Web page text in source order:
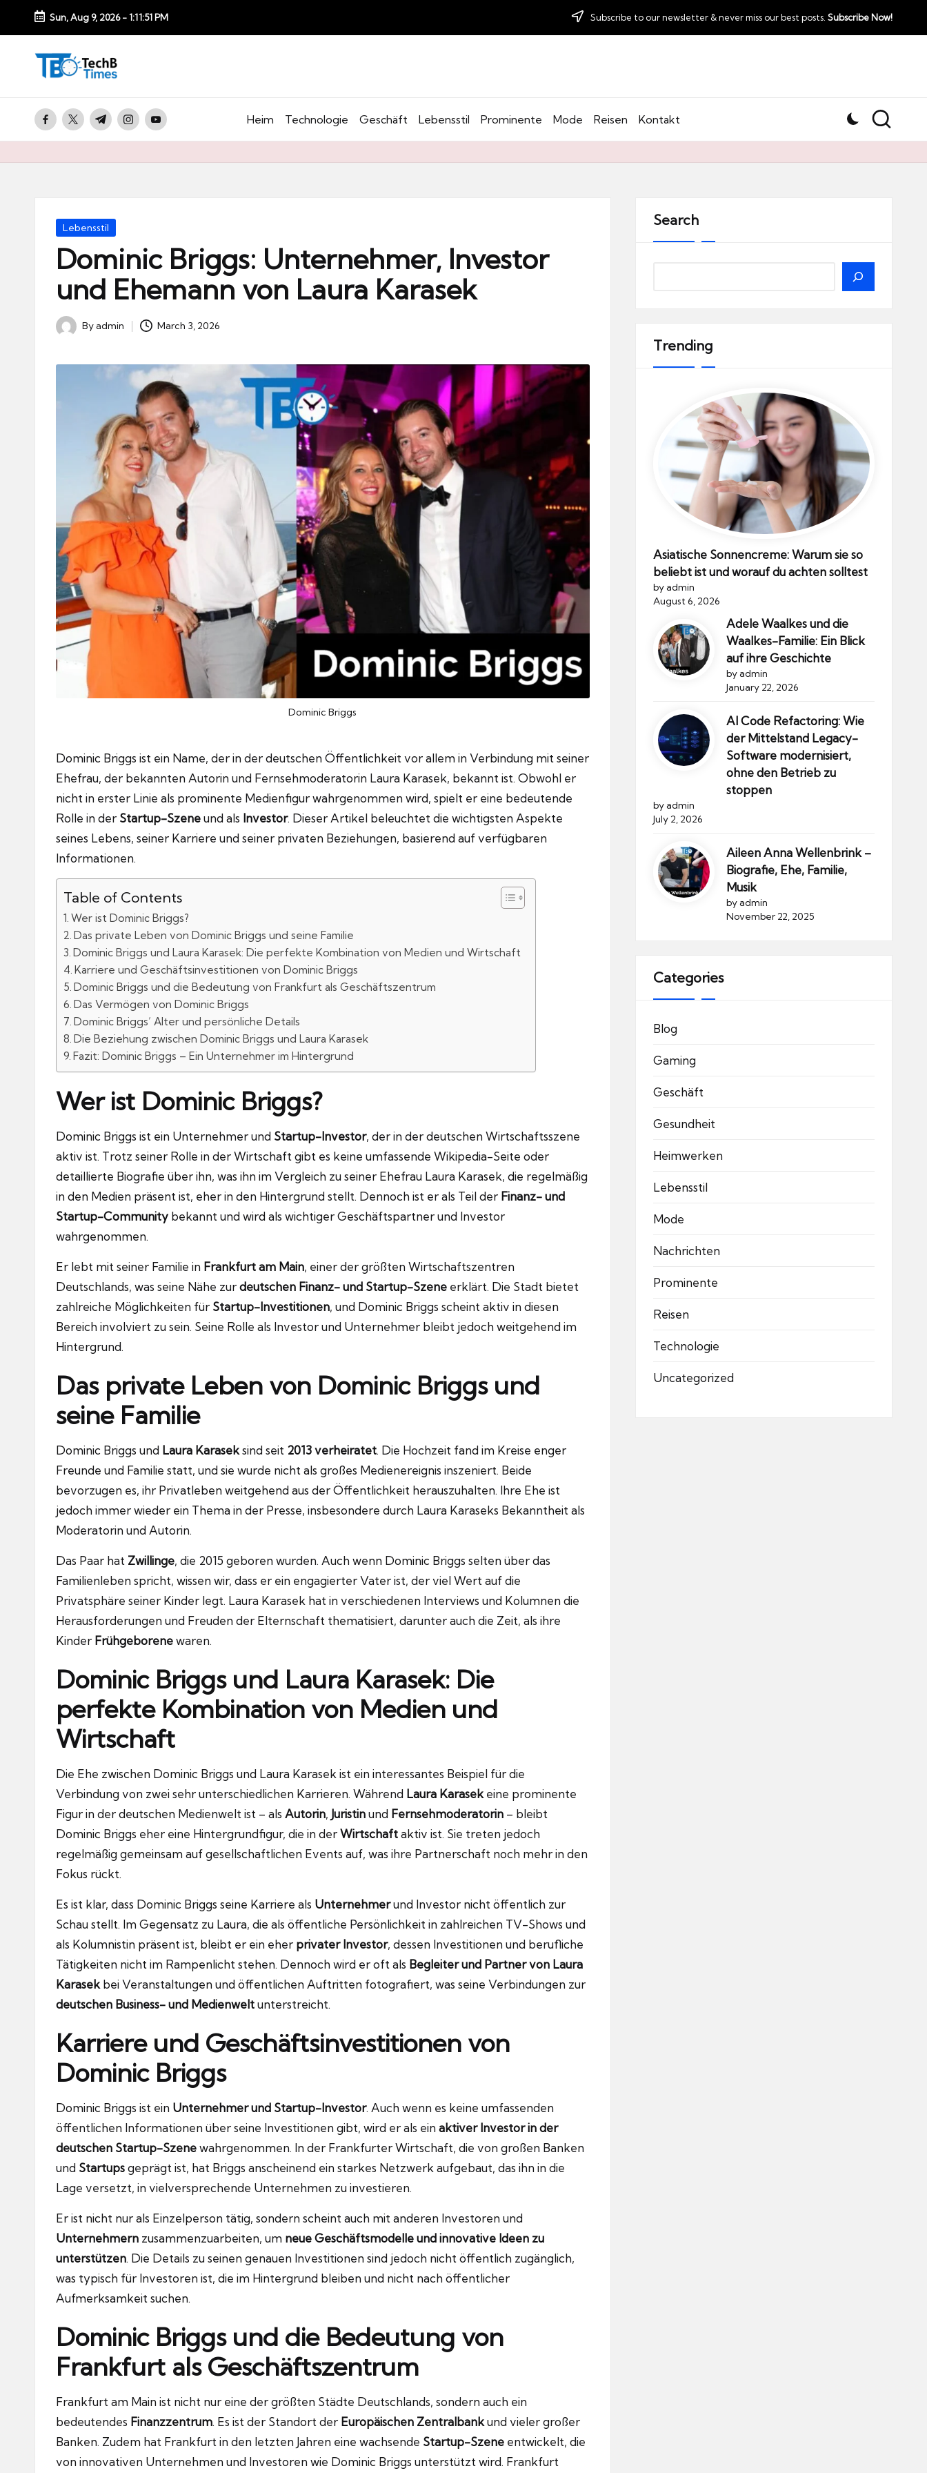
Skip
content
Sun, Aug 9, 2026-1:11:53 PM Subscribe to our newsletter & never miss our best posts. Subscribe Now!
T
e
c
h
facebook.com
twitter.com
t.me instagram.com
youtube.com Heim Technologie Geschäft Lebensstil Prominente Mode Reisen Kontakt
Posted
Lebensstil
Dominic Briggs: Unternehmer, Investor
und Ehemann von Laura Karasek
Posted
Byadmin March 3, 2026
Dominic Briggs
Dominic Briggs ist ein Name, der in der deutschen Öffentlichkeit vor allem in Verbindung mit seiner
Ehefrau, der bekannten Autorin und Fernsehmoderatorin Laura Karasek, bekannt ist. Obwohl er
nicht in erster Linie als prominente Medienfigur wahrgenommen wird, spielt er eine bedeutende
Rolle in der Startup-Szeneund als Investor. Dieser Artikel beleuchtet die wichtigsten Aspekte
seines Lebens, seiner Karriere und seiner privaten Beziehungen, basierend auf verfügbaren
Informationen.
Table of Contents
Wer ist Dominic Briggs?
Das private Leben von Dominic Briggs und seine Familie
Dominic Briggs und Laura Karasek: Die perfekte Kombination von Medien und Wirtschaft
Karriere und Geschäftsinvestitionen von Dominic Briggs
Dominic Briggs und die Bedeutung von Frankfurt als Geschäftszentrum
Das Vermögen von Dominic Briggs
Dominic Briggs’ Alter und persönliche Details
Die Beziehung zwischen Dominic Briggs und Laura Karasek
Fazit: Dominic Briggs – Ein Unternehmer im Hintergrund
Wer ist Dominic Briggs?
Dominic Briggs ist ein Unternehmer und Startup-Investor, der in der deutschen Wirtschaftsszene
aktiv ist. Trotz seiner Rolle in der Wirtschaft gibt es keine umfassende Wikipedia-Seite oder
detaillierte Biografie über ihn, was ihn im Vergleich zu seiner Ehefrau Laura Karasek, die regelmäßig
in den Medien präsent ist, eher in den Hintergrund stellt. Dennoch ist er als Teil der Finanz- und
Startup-Community bekannt und wird als wichtiger Geschäftspartner und Investor
wahrgenommen.
Er lebt mit seiner Familie in Frankfurt am Main, einer der größten Wirtschaftszentren
Deutschlands, was seine Nähe zurdeutschen Finanz- und Startup-Szene erklärt. Die Stadt bietet
zahlreiche Möglichkeiten für Startup-Investitionen, und Dominic Briggs scheint aktiv in diesen
Bereich involviert zu sein. Seine Rolle als Investor und Unternehmer bleibt jedoch weitgehend im
Hintergrund.
Das private Leben von Dominic Briggs und
seine Familie
Dominic Briggs und Laura Karaseksind seit 2013 verheiratet. Die Hochzeit fand im Kreise enger
Freunde und Familie statt, und sie wurde nicht als großes Medienereignis inszeniert. Beide
bevorzugen es, ihr Privatleben weitgehend aus der Öffentlichkeit herauszuhalten. Ihre Ehe ist
jedoch immer wieder ein Thema in der Presse, insbesondere durch Laura Karaseks Bekanntheit als
Moderatorin und Autorin.
Das Paar hat Zwillinge, die 2015 geboren wurden. Auch wenn Dominic Briggs selten über das
Familienleben spricht, wissen wir, dass er ein engagierter Vater ist, der viel Wert auf die
Privatsphäre seiner Kinder legt. Laura Karasek hat in verschiedenen Interviews und Kolumnen die
Herausforderungen und Freuden der Elternschaft thematisiert, darunter auch die Zeit, als ihre
Kinder Frühgeborenewaren.
Dominic Briggs und Laura Karasek: Die
perfekte Kombination von Medien und
Wirtschaft
Die Ehe zwischen Dominic Briggs und Laura Karasek ist ein interessantes Beispiel für die
Verbindung von zwei sehr unterschiedlichen Karrieren. Während Laura Karasek eine prominente
Figur in der deutschen Medienwelt ist – als Autorin, Juristinund Fernsehmoderatorin – bleibt
Dominic Briggs eher eine Hintergrundfigur, die in derWirtschaftaktiv ist. Sie treten jedoch
regelmäßig gemeinsam auf gesellschaftlichen Events auf, was ihre Partnerschaft noch mehr in den
Fokus rückt.
Es ist klar, dass Dominic Briggs seine Karriere als Unternehmerund Investor nicht öffentlich zur
Schau stellt. Im Gegensatz zu Laura, die als öffentliche Persönlichkeit in zahlreichen TV-Shows und
als Kolumnistin präsent ist, bleibt er ein eher privater Investor, dessen Investitionen und berufliche
Tätigkeiten nicht im Rampenlicht stehen. Dennoch wird er oft als Begleiter und Partner von Laura
Karasek bei Veranstaltungen und öffentlichen Auftritten fotografiert, was seine Verbindungen zur
deutschen Business- und Medienweltunterstreicht.
Karriere und Geschäftsinvestitionen von
Dominic Briggs
Dominic Briggs ist ein Unternehmer und Startup-Investor. Auch wenn es keine umfassenden
öffentlichen Informationen über seine Investitionen gibt, wird er als ein aktiver Investor in der
deutschen Startup-Szenewahrgenommen. In der Frankfurter Wirtschaft, die von großen Banken
und Startupsgeprägt ist, hat Briggs anscheinend ein starkes Netzwerk aufgebaut, das ihn in die
Lage versetzt, in vielversprechende Unternehmen zu investieren.
Er ist nicht nur als Einzelperson tätig, sondern scheint auch mit anderen Investoren und
Unternehmern zusammenzuarbeiten, um neue Geschäftsmodelle und innovative Ideen zu
unterstützen. Die Details zu seinen genauen Investitionen sind jedoch nicht öffentlich zugänglich,
was typisch für Investoren ist, die im Hintergrund bleiben und nicht nach öffentlicher
Aufmerksamkeit suchen.
Dominic Briggs und die Bedeutung von
Frankfurt als Geschäftszentrum
Frankfurt am Main ist nicht nur eine der größten Städte Deutschlands, sondern auch ein
bedeutendes Finanzzentrum. Es ist der Standort der Europäischen Zentralbankund vieler großer
Banken. Zudem hat Frankfurt in den letzten Jahren eine wachsende Startup-Szene entwickelt, die
von innovativen Unternehmen und Investoren wie Dominic Briggs unterstützt wird. Frankfurt
Search
Trending
Asiatische Sonnencreme: Warum sie so
beliebt ist und worauf du achten solltest
by admin
August 6, 2026
Adele Waalkes und die
Waalkes-Familie: Ein Blick
auf ihre Geschichte
by admin
January 22, 2026
AI Code Refactoring: Wie
der Mittelstand Legacy-
Software modernisiert,
ohne den Betrieb zu
stoppen
by admin
July 2, 2026
Aileen Anna Wellenbrink –
Biografie, Ehe, Familie,
Musik
by admin
November 22, 2025
Categories
Blog
Gaming
Geschäft
Gesundheit
Heimwerken
Lebensstil
Mode
Nachrichten
Prominente
Reisen
Technologie
Uncategorized